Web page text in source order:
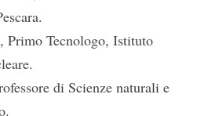
Primo Tecnologo, Istituto
di Scienze naturali e